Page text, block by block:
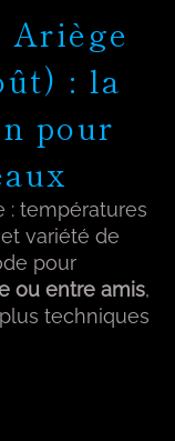
Ariège
: la
pour
: températures
variété de
pour
ou entre amis,
techniques